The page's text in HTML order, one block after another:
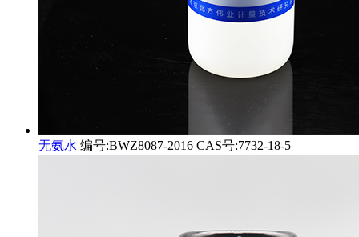
无氨水 编号:BWZ8087-2016 CAS号:7732-18-5